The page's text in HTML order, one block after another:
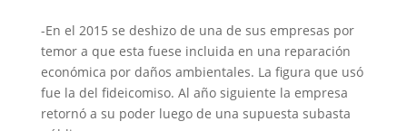
-En el 2015 se deshizo de una de sus empresas por
temor a que esta fuese incluida en una reparación
económica por daños ambientales. La figura que usó
fue la del fideicomiso. Al año siguiente la empresa
retornó a su poder luego de una supuesta subasta